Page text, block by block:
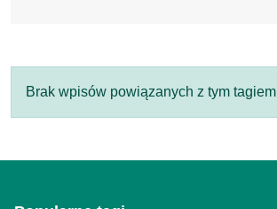
Brak wpisów powiązanych z tym tagiem